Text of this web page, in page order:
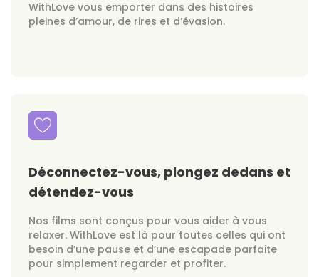
WithLove vous emporter dans des histoires
pleines d’amour, de rires et d’évasion.
Déconnectez-vous, plongez dedans et
détendez-vous
Nos films sont conçus pour vous aider à vous
relaxer. WithLove est là pour toutes celles qui ont
besoin d’une pause et d’une escapade parfaite
pour simplement regarder et profiter.